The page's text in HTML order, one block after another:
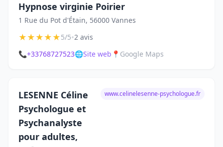
Hypnose virginie Poirier
1 Rue du Pot d'Étain, 56000 Vannes
★★★★★5/5•2 avis
📞+33768727523🌐Site web 📍 Google Maps
LESENNE Céline
Psychologue et
Psychanalyste
pour adultes,
www.celinelesenne-psychologue.fr